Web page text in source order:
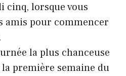
cinq, lorsque vous
amis pour commencer
la plus chanceuse
première semaine du